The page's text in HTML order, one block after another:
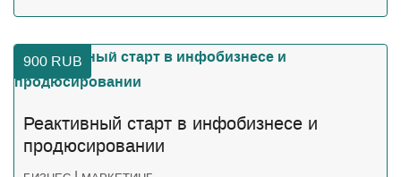
900 RUB
Реактивный старт в инфобизнесе и
продюсировании